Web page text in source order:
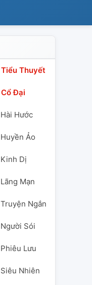
Tiểu Thuyết
Cổ Đại
Hài Hước
Huyền Ảo
Kinh Dị
Lãng Mạn
Truyện Ngắn
Người Sói
Phiêu Lưu
Siêu Nhiên